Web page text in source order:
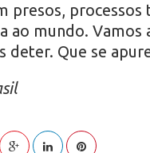
presos,
ao mundo.
deter. Que se